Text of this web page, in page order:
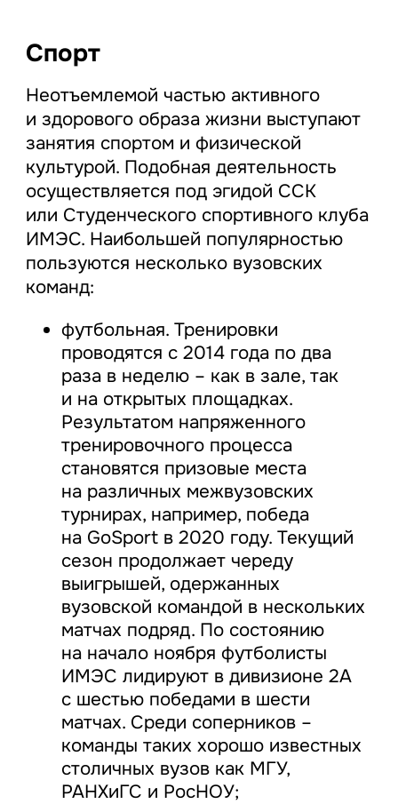
Спорт
Неотъемлемой частью активного
и здорового образа жизни выступают
занятия спортом и физической
культурой. Подобная деятельность
осуществляется под эгидой ССК
или Студенческого спортивного клуба
ИМЭС. Наибольшей популярностью
пользуются несколько вузовских
команд:
футбольная. Тренировки
проводятся с 2014 года по два
раза в неделю – как в зале, так
и на открытых площадках.
Результатом напряженного
тренировочного процесса
становятся призовые места
на различных межвузовских
турнирах, например, победа
на GoSport в 2020 году. Текущий
сезон продолжает череду
выигрышей, одержанных
вузовской командой в нескольких
матчах подряд. По состоянию
на начало ноября футболисты
ИМЭС лидируют в дивизионе 2А
с шестью победами в шести
матчах. Среди соперников –
команды таких хорошо известных
столичных вузов как МГУ,
РАНХиГС и РосНОУ;